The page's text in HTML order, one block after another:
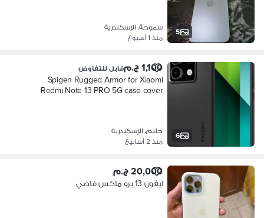
5
سموحة، الإسكندرية
منذ 1 أسبوع
6
1,100 ج.م قابل للتفاوض
Spigen Rugged Armor for Xiaomi
Redmi Note 13 PRO 5G case cover
جليم، الإسكندرية
منذ 2 أسابيع
20,000 ج.م
ايفون 13 برو ماكس فاضي